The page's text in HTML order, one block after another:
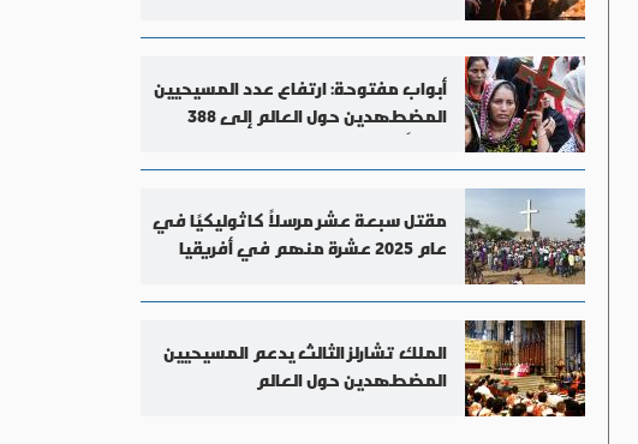
أبواب مفتوحة: ارتفاع عدد المسيحيين
المضطهدين حول العالم إلى 388
مليونًا
مقتل سبعة عشر مرسلاً كاثوليكيًا في
عام 2025 عشرة منهم في أفريقيا
الملك تشارلز الثالث يدعم المسيحيين
المضطهدين حول العالم